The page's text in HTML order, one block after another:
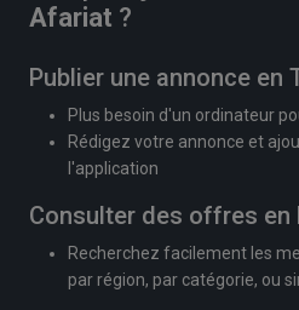
Afariat ?
Publier une annonce en
Plus besoin d'un ordinateur
Rédigez votre annonce et
l'application
Consulter des offres en
Recherchez facilement les
par région, par catégorie, ou